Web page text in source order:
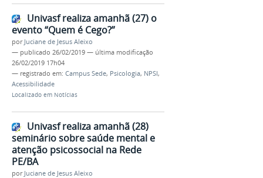
Univasf realiza amanhã (27) o
evento “Quem é Cego?”
por Juciane de Jesus Aleixo
— publicado 26/02/2019 — última modificação
26/02/2019 17h04
— registrado em: Campus Sede, Psicologia, NPSI,
Acessibilidade
Localizado em Notícias
Univasf realiza amanhã (28)
seminário sobre saúde mental e
atenção psicossocial na Rede
PE/BA
por Juciane de Jesus Aleixo